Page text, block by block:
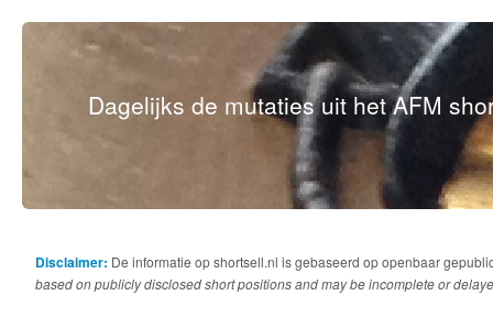
Dagelijks de mutaties uit het AFM
Disclaimer: De informatie op shortsell.nl is gebaseerd op openbaar
based on publicly disclosed short positions and may be incomplete or